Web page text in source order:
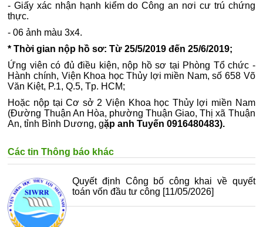
- Giấy xác nhận hạnh kiểm do Công an nơi cư trú chứng
thực.
- 06 ảnh màu 3x4.
* Thời gian nộp hồ sơ: Từ 25/5/2019 đến 25/6/2019;
Ứng viên có đủ điều kiện, nộp hồ sơ tại Phòng Tổ chức -
Hành chính, Viện Khoa học Thủy lợi miền Nam, số 658 Võ
Văn Kiệt, P.1, Q.5, Tp. HCM;
Hoặc nộp tại Cơ sở 2 Viện Khoa học Thủy lợi miền Nam
(Đường Thuận An Hòa, phường Thuận Giao, Thị xã Thuận
An, tỉnh Bình Dương, gặp anh Tuyến 0916480483).
Các tin Thông báo khác
Quyết định Công bố công khai về quyết
toán vốn đầu tư công [11/05/2026]